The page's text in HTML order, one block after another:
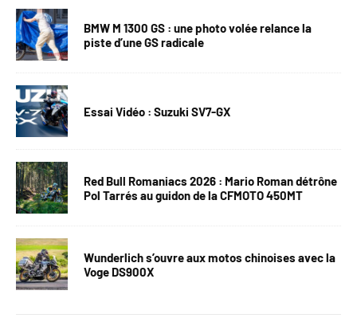
BMW M 1300 GS : une photo volée relance la
piste d’une GS radicale
Essai Vidéo : Suzuki SV7-GX
Red Bull Romaniacs 2026 : Mario Roman détrône
Pol Tarrés au guidon de la CFMOTO 450MT
Wunderlich s’ouvre aux motos chinoises avec la
Voge DS900X